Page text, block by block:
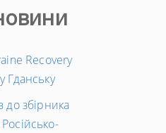
Recovery
Гданську
до збірника